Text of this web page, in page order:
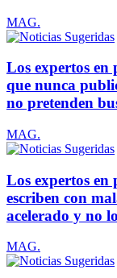
MAG.
Los expertos en
que nunca
no pretenden
MAG.
Los expertos en
escriben con
acelerado y no
MAG.